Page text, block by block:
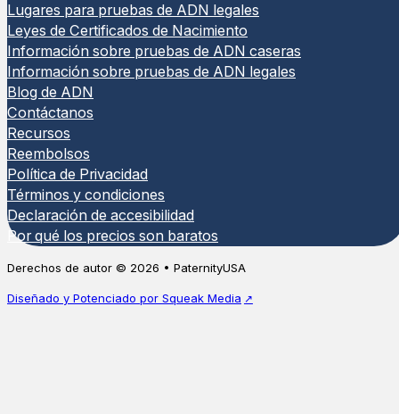
Lugares para pruebas de ADN legales
Leyes de Certificados de Nacimiento
Información sobre pruebas de ADN caseras
Información sobre pruebas de ADN legales
Blog de ADN
Contáctanos
Recursos
Reembolsos
Política de Privacidad
Términos y condiciones
Declaración de accesibilidad
Por qué los precios son baratos
Derechos de autor © 2026 • PaternityUSA
Diseñado y Potenciado por Squeak Media